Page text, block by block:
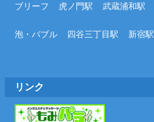
ブリーフ 虎ノ門駅 武蔵浦和駅
泡・バブル 四谷三丁目駅 新宿駅
リンク